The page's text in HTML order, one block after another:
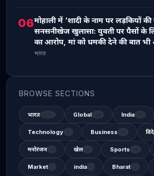
06मोहाली में ‘शादी के नाम पर लड़कियों
सनसनीखेज खुलासा: युवती पर पैसों के
का आरोप, मां को धमकी देने की बात
भारत
BROWSE SECTIONS
भारत Global India
Technology Business
मनोरंजन खेल Sports
Market india Bharat